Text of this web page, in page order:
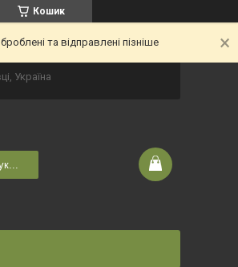
Кошик
та відправлені пізніше
Україна